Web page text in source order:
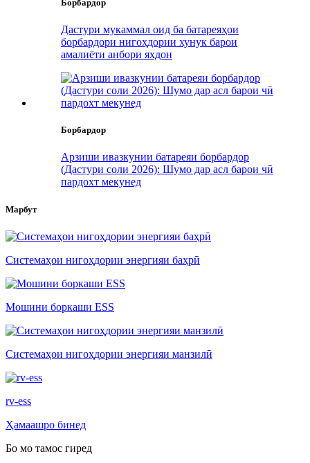
Борбардор
Дастури мукаммал оид ба батареяҳои
борбардори нигоҳдории хунук барои
амалиёти анбори яхдон
Борбардор
Арзиши ивазкунии батареяи борбардор
(Дастури соли 2026): Шумо дар асл барои чӣ
пардохт мекунед
Марбут
Системаҳои нигоҳдории энергияи баҳрӣ
Мошини боркаши ESS
Системаҳои нигоҳдории энергияи манзилӣ
rv-ess
Ҳамаашро бинед
Бо мо тамос гиред